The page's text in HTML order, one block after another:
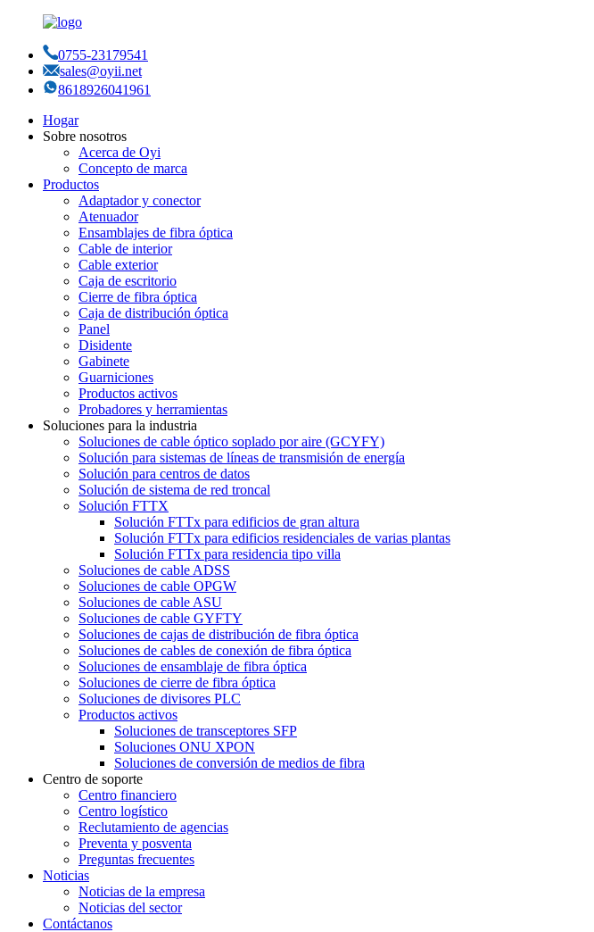
0755-23179541
sales@oyii.net
8618926041961
Hogar
Sobre nosotros
Acerca de Oyi
Concepto de marca
Productos
Adaptador y conector
Atenuador
Ensamblajes de fibra óptica
Cable de interior
Cable exterior
Caja de escritorio
Cierre de fibra óptica
Caja de distribución óptica
Panel
Disidente
Gabinete
Guarniciones
Productos activos
Probadores y herramientas
Soluciones para la industria
Soluciones de cable óptico soplado por aire (GCYFY)
Solución para sistemas de líneas de transmisión de energía
Solución para centros de datos
Solución de sistema de red troncal
Solución FTTX
Solución FTTx para edificios de gran altura
Solución FTTx para edificios residenciales de varias plantas
Solución FTTx para residencia tipo villa
Soluciones de cable ADSS
Soluciones de cable OPGW
Soluciones de cable ASU
Soluciones de cable GYFTY
Soluciones de cajas de distribución de fibra óptica
Soluciones de cables de conexión de fibra óptica
Soluciones de ensamblaje de fibra óptica
Soluciones de cierre de fibra óptica
Soluciones de divisores PLC
Productos activos
Soluciones de transceptores SFP
Soluciones ONU XPON
Soluciones de conversión de medios de fibra
Centro de soporte
Centro financiero
Centro logístico
Reclutamiento de agencias
Preventa y posventa
Preguntas frecuentes
Noticias
Noticias de la empresa
Noticias del sector
Contáctanos